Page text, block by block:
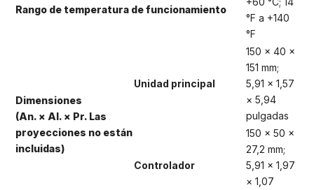
Rango de temperatura de funcionamiento
°F a +140
°F
Dimensiones
(An. × Al. × Pr. Las
proyecciones no están
incluidas)
Unidad principal
150 × 40 ×
151 mm;
5,91 × 1,57
× 5,94
pulgadas
Controlador
150 × 50 ×
27,2 mm;
5,91 × 1,97
× 1,07